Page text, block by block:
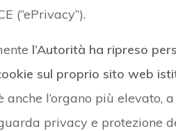
(“ePrivacy”).
l’Autorità ha ripreso
sul proprio sito web
anche l’organo più
privacy e protezione